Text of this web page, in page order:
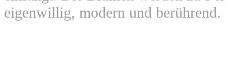
eigenwillig, modern und berührend.